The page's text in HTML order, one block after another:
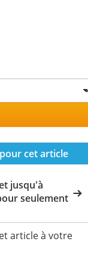
cet article
jusqu'à
seulement
article à votre